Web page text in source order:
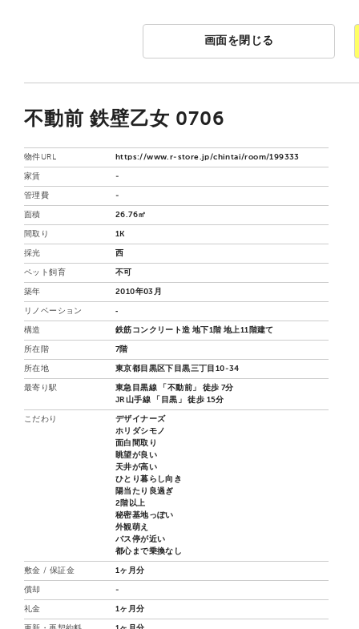
画面を閉じる
不動前 鉄壁乙女 0706
物件URL https://www.r-store.jp/chintai/room/199333
家賃 -
管理費 -
面積 26.76㎡
間取り 1K
採光 西
ペット飼育 不可
築年 2010年03月
リノベーション ‐
構造 鉄筋コンクリート造 地下1階 地上11階建て
所在階 7階
所在地 東京都目黒区下目黒三丁目10-34
最寄り駅
東急目黒線 「不動前」 徒歩 7分
JR山手線 「目黒」 徒歩 15分
こだわり
デザイナーズ
ホリダシモノ
面白間取り
眺望が良い
天井が高い
ひとり暮らし向き
陽当たり良過ぎ
2階以上
秘密基地っぽい
外観萌え
バス停が近い
都心まで乗換なし
敷金 / 保証金 1ヶ月分
償却 -
礼金 1ヶ月分